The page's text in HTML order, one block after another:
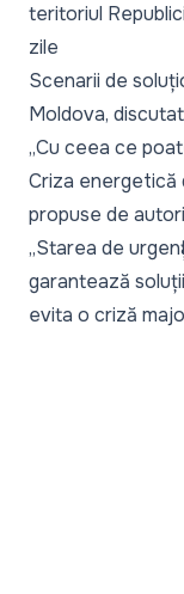
teritoriul
zile
Scenarii de
Moldova,
„Cu ceea ce
Criza energetică
propuse de
„Starea de
garantează
evita o criză